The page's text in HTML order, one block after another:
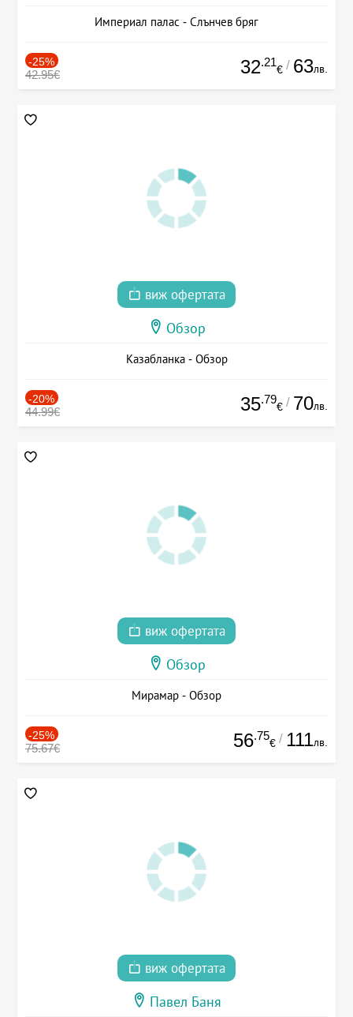
Империал палас - Слънчев бряг
-25%
42.95€ 32.21
€ / 63лв.
виж офертата
Обзор
Казабланка - Обзор
-20%
44.99€ 35.79
€ / 70лв.
виж офертата
Обзор
Мирамар - Обзор
-25%
75.67€ 56.75
€ / 111лв.
виж офертата
Павел Баня